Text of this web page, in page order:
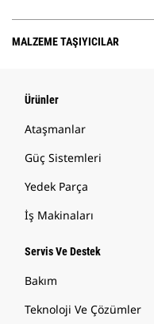
MALZEME TAŞIYICILAR
Ürünler
Ataşmanlar
Güç Sistemleri
Yedek Parça
İş Makinaları
Servis Ve Destek
Bakım
Teknoloji Ve Çözümler